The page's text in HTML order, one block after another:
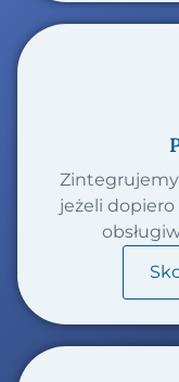
Zintegrujemy
jeżeli dopiero